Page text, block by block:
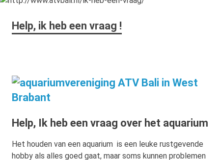
Help, ik heb een vraag !
Help, Ik heb een vraag over het aquarium
Het houden van een aquarium is een leuke rustgevende
hobby als alles goed gaat, maar soms kunnen problemen